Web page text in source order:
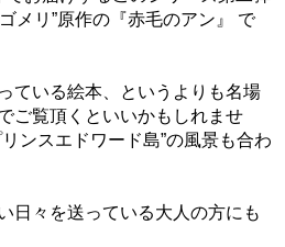
メリ”原作の『赤毛のアン』 で
ている絵本、というよりも名場
ご覧頂くといいかもしれませ
ンスエドワード島”の風景も合わ
日々を送っている大人の方にも